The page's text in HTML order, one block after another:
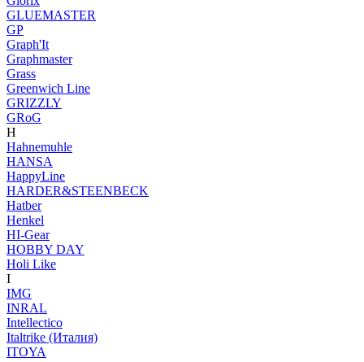
GLUEMASTER
GP
Graph'It
Graphmaster
Grass
Greenwich Line
GRIZZLY
GRoG
H
Hahnemuhle
HANSA
HappyLine
HARDER&STEENBECK
Hatber
Henkel
HI-Gear
HOBBY DAY
Holi Like
I
IMG
INRAL
Intellectico
Italtrike (Италия)
ITOYA